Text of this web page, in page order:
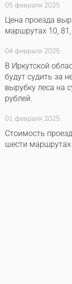
05 февраля 2025
Цена проезда
маршрутах 10, 81,
04 февраля 2025
В Иркутской
будут судить за
вырубку леса на
рублей.
01 февраля 2025
Стоимость
шести